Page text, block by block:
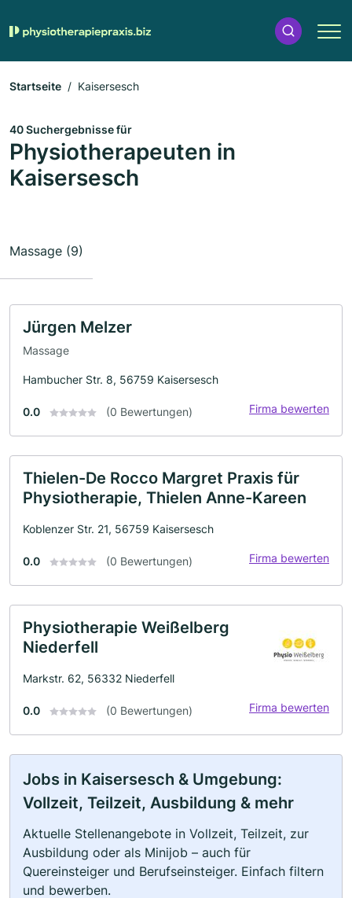
Startseite Kaisersesch
40 Suchergebnisse für
Physiotherapeuten in
Kaisersesch
Massage (9)
Jürgen Melzer
Massage
Hambucher Str. 8, 56759 Kaisersesch
0.0 (0 Bewertungen) Firma bewerten
Thielen-De Rocco Margret Praxis für
Physiotherapie, Thielen Anne-Kareen
Koblenzer Str. 21, 56759 Kaisersesch
0.0 (0 Bewertungen) Firma bewerten
Physiotherapie Weißelberg
Niederfell
Markstr. 62, 56332 Niederfell
0.0 (0 Bewertungen) Firma bewerten
Jobs in Kaisersesch & Umgebung:
Vollzeit, Teilzeit, Ausbildung & mehr
Aktuelle Stellenangebote in Vollzeit, Teilzeit, zur
Ausbildung oder als Minijob – auch für
Quereinsteiger und Berufseinsteiger. Einfach filtern
und bewerben.